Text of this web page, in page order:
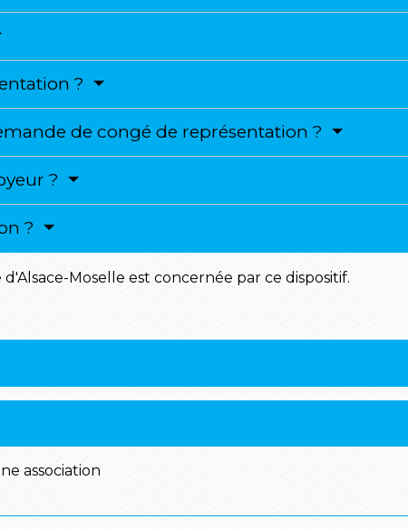
?
de congé de représentation ?
?
?
Moselle est concernée par ce dispositif.
association